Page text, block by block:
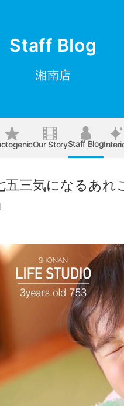
Staff Blog
湘南店
Our StoryStaff Blog
三気になるあれ